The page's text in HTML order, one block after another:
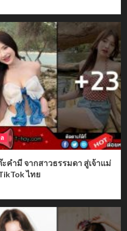
ำมี จากสาวธรรมดา สู่เจ้าแม่
ไทย